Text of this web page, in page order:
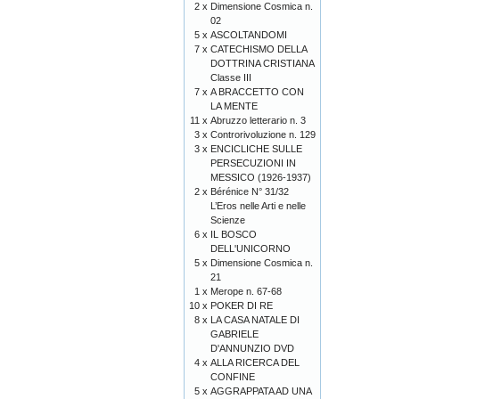
2 x Dimensione Cosmica n.
02
5 x ASCOLTANDOMI
7 x CATECHISMO DELLA
DOTTRINA CRISTIANA
Classe III
7 x A BRACCETTO CON
LA MENTE
11 x Abruzzo letterario n. 3
3 x Controrivoluzione n. 129
3 x ENCICLICHE SULLE
PERSECUZIONI IN
MESSICO (1926-1937)
2 x Bérénice N° 31/32
L’Eros nelle Arti e nelle
Scienze
6 x IL BOSCO
DELL'UNICORNO
5 x Dimensione Cosmica n.
21
1 x Merope n. 67-68
10 x POKER DI RE
8 x LA CASA NATALE DI
GABRIELE
D'ANNUNZIO DVD
4 x ALLA RICERCA DEL
CONFINE
5 x AGGRAPPATA AD UNA